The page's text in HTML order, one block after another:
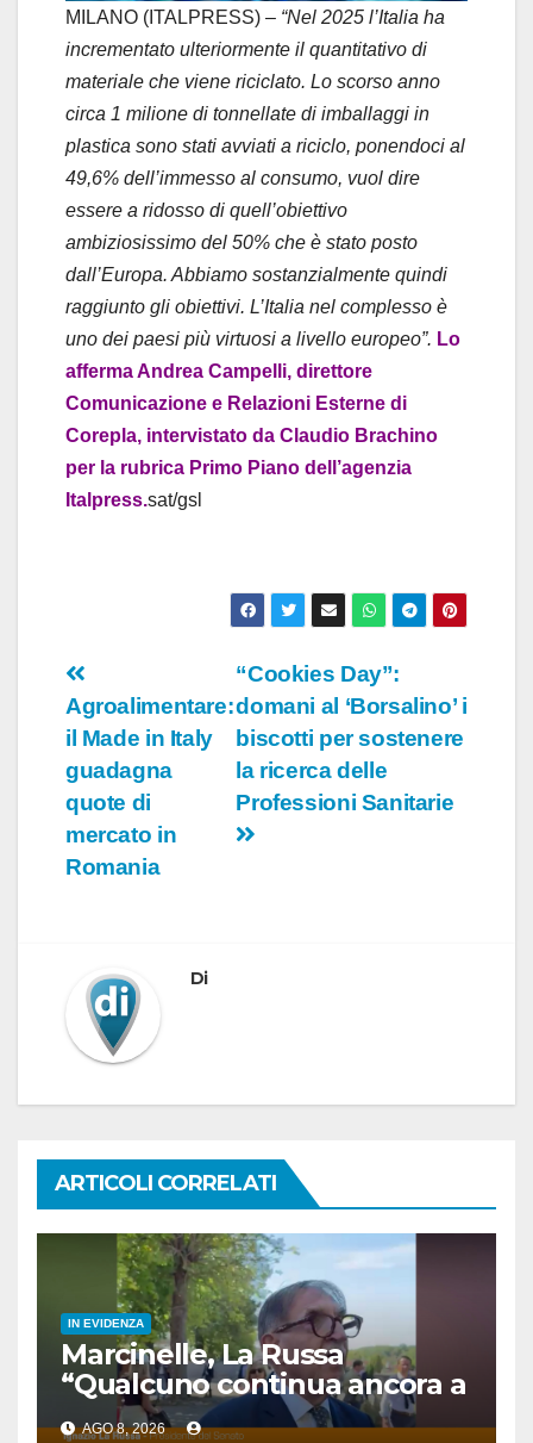
a
y
V
i
d
e
o
MILANO (ITALPRESS) – “Nel 2025 l’Italia ha
incrementato ulteriormente il quantitativo di
materiale che viene riciclato. Lo scorso anno
circa 1 milione di tonnellate di imballaggi in
plastica sono stati avviati a riciclo, ponendoci al
49,6% dell’immesso al consumo, vuol dire
essere a ridosso di quell’obiettivo
ambiziosissimo del 50% che è stato posto
dall’Europa. Abbiamo sostanzialmente quindi
raggiunto gli obiettivi. L’Italia nel complesso è
uno dei paesi più virtuosi a livello europeo”. Lo
afferma Andrea Campelli, direttore
Comunicazione e Relazioni Esterne di
Corepla, intervistato da Claudio Brachino
per la rubrica Primo Piano dell’agenzia
Italpress.sat/gsl
Navigazione
articoli
“Cookies Day”:
domani al ‘Borsalino’ i
biscotti per sostenere
la ricerca delle
Professioni Sanitarie
Agroalimentare:
il Made in Italy
guadagna
quote di
mercato in
Romania
Di
ARTICOLI CORRELATI
IN EVIDENZA
Marcinelle, La Russa
“Qualcuno continua ancora a
voltare le spalle”
AGO 8, 2026